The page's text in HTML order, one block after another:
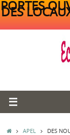
PORTES
DES
ACCUEIL
APEL DES